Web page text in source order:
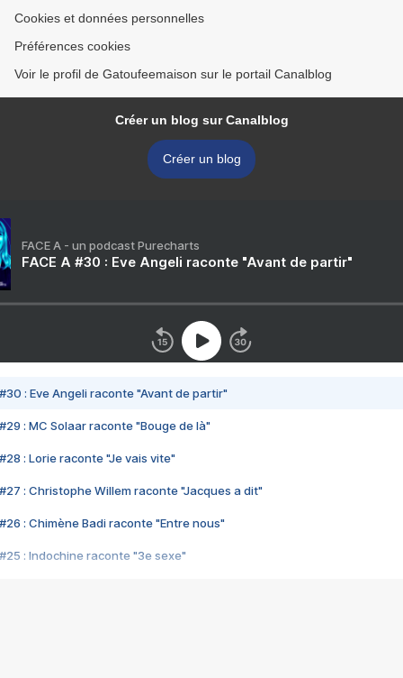
Cookies et données personnelles
Préférences cookies
Voir le profil de Gatoufeemaison sur le portail Canalblog
Créer un blog sur Canalblog
Créer un blog
FACE A - un podcast Purecharts
FACE A #30 : Eve Angeli raconte "Avant de partir"
#30 : Eve Angeli raconte "Avant de partir"
#29 : MC Solaar raconte "Bouge de là"
#28 : Lorie raconte "Je vais vite"
#27 : Christophe Willem raconte "Jacques a dit"
#26 : Chimène Badi raconte "Entre nous"
#25 : Indochine raconte "3e sexe"